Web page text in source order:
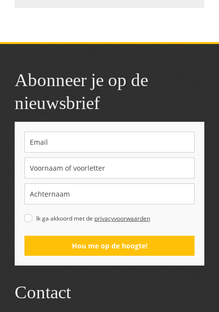
Abonneer je op de
nieuwsbrief
Ik ga akkoord met de privacyvoorwaarden
Hou me op de hoogte!
Contact